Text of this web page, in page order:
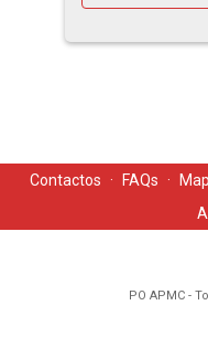
Contactos · FAQs ·
PO APMC -